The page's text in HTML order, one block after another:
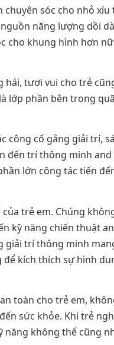
sóc cho nhỏ xíu
năng lượng dồi
cho khung hình hơn
hái, tươi vui cho trẻ
lớp phần bên trong
công cố gắng giải trí,
đến trí thông minh
lớn công tác tiến
trẻ em. Chúng
kỹ năng chiến thuật
giải trí thông minh
kích thích sự hình
toàn cho trẻ em,
sức khỏe. Khi trẻ
không thể cũng